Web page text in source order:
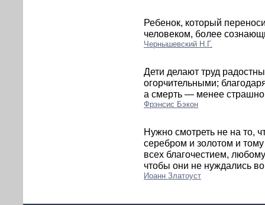
Ребенок, который
человеком, более
Чернышевский Н.Г.
Дети делают труд
огорчительными;
а смерть — менее
Фрэнсис Бэкон
Нужно смотреть не на то,
серебром и золотом и
всех благочестием,
чтобы они не нуждались
Иоанн Златоуст